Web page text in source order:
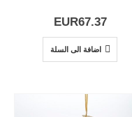
EUR67.37
اضافة الى السلة